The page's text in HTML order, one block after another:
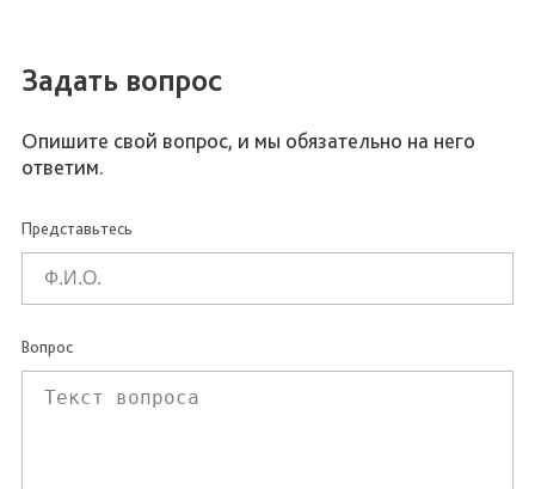
Задать вопрос
Опишите свой вопрос, и мы обязательно на него
ответим.
Представьтесь
Вопрос